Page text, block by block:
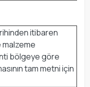
itibaren
malzeme
bölgeye göre
tam metni için